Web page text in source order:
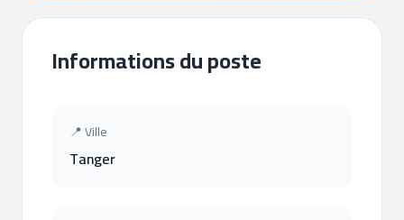
Informations du poste
📍 Ville
Tanger